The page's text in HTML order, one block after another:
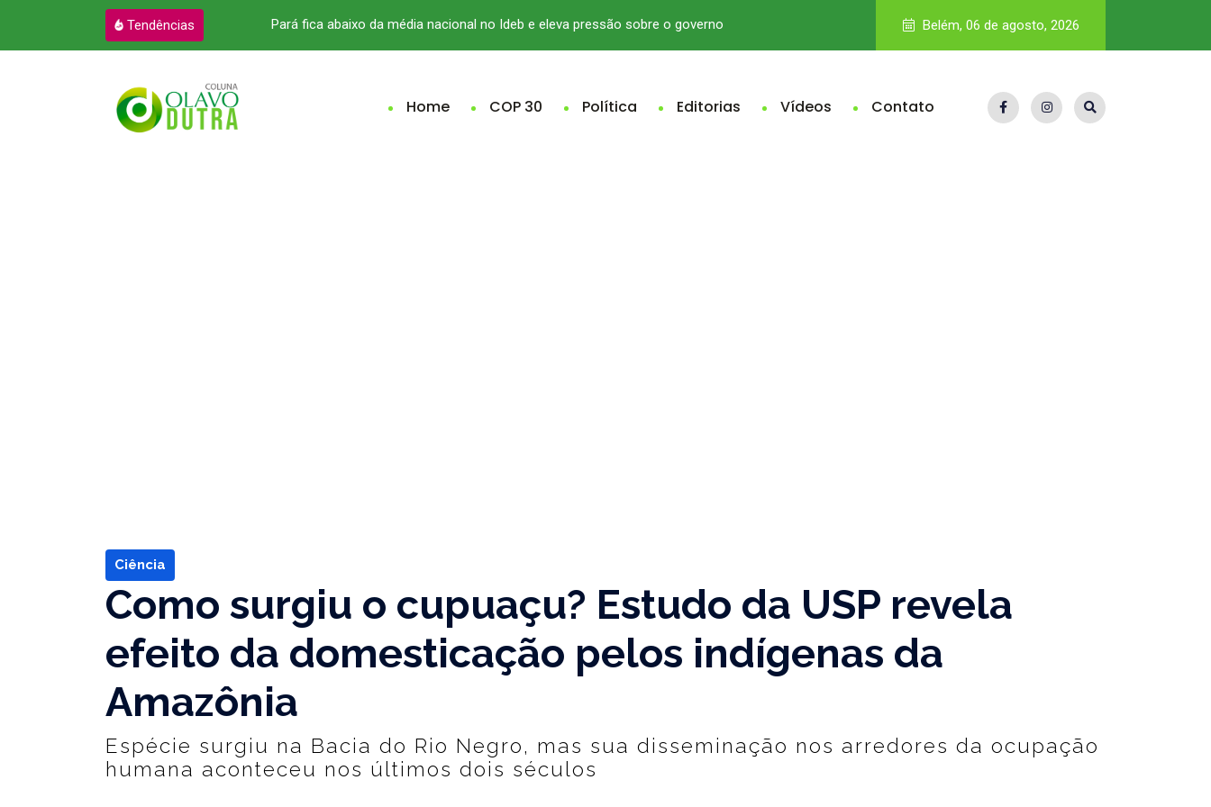
Tendências
a R$ 12,2 bilhões Pará fica abaixo da média nacional no Ideb e eleva pressão sobre o governo IA na seleção de pessoas entra no radar da fiscalização e
Belém, 06 de agosto, 2026
Home COP 30 Política Editorias Vídeos Contato
Ciência
Como surgiu o cupuaçu? Estudo da USP revela
efeito da domesticação pelos indígenas da
Amazônia
Espécie surgiu na Bacia do Rio Negro, mas sua disseminação nos arredores da ocupação
humana aconteceu nos últimos dois séculos